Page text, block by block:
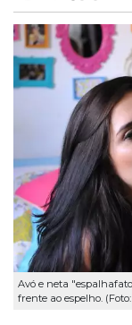
Avó e neta
frente ao espelho.